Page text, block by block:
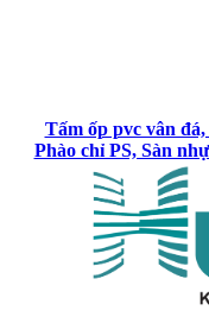
Tấm ốp pvc vân
Phào chỉ PS, Sàn